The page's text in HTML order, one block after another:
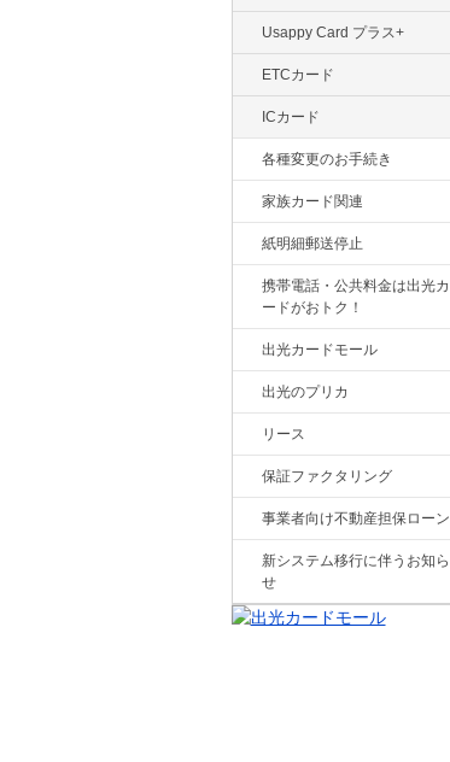
Usappy Card プラス+
ETCカード
ICカード
各種変更のお手続き
家族カード関連
紙明細郵送停止
携帯電話・公共料金は出光カ
ードがおトク！
出光カードモール
出光のプリカ
リース
保証ファクタリング
事業者向け不動産担保ローン
新システム移行に伴うお知ら
せ